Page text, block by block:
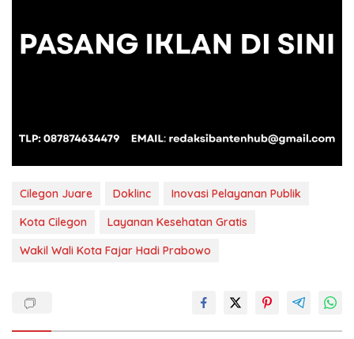
Cilegon Juare Doklinc
Inovasi Pelayanan Publik
Kota Cilegon
Layanan Kesehatan Gratis
Wakil Wali Kota Fajar Hadi Prabowo